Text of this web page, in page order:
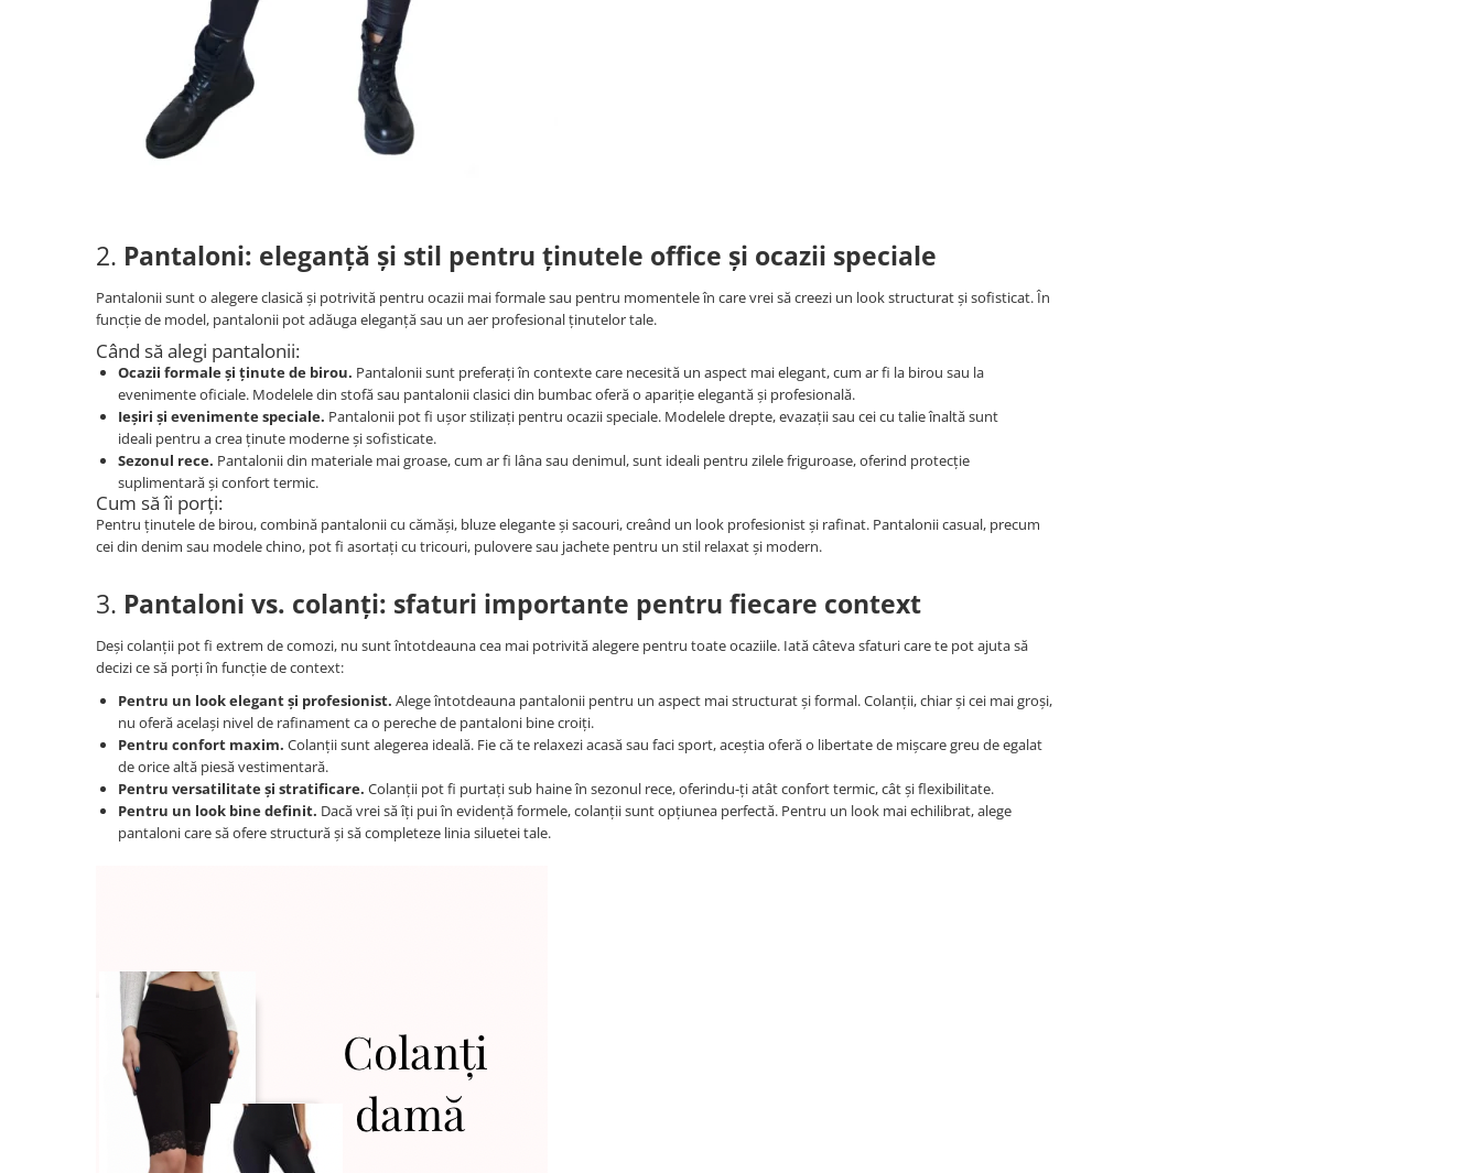
2. Pantaloni: eleganță și stil pentru ținutele office și ocazii speciale
Pantalonii sunt o alegere clasică și potrivită pentru ocazii mai formale sau pentru momentele în care vrei să creezi un look structurat și sofisticat. În
funcție de model, pantalonii pot adăuga eleganță sau un aer profesional ținutelor tale.
Când să alegi pantalonii:
Ocazii formale și ținute de birou. Pantalonii sunt preferați în contexte care necesită un aspect mai elegant, cum ar fi la birou sau la
evenimente oficiale. Modelele din stofă sau pantalonii clasici din bumbac oferă o apariție elegantă și profesională.
Ieșiri și evenimente speciale. Pantalonii pot fi ușor stilizați pentru ocazii speciale. Modelele drepte, evazații sau cei cu talie înaltă sunt
ideali pentru a crea ținute moderne și sofisticate.
Sezonul rece. Pantalonii din materiale mai groase, cum ar fi lâna sau denimul, sunt ideali pentru zilele friguroase, oferind protecție
suplimentară și confort termic.
Cum să îi porți:
Pentru ținutele de birou, combină pantalonii cu cămăși, bluze elegante și sacouri, creând un look profesionist și rafinat. Pantalonii casual, precum
cei din denim sau modele chino, pot fi asortați cu tricouri, pulovere sau jachete pentru un stil relaxat și modern.
3. Pantaloni vs. colanți: sfaturi importante pentru fiecare context
Deși colanții pot fi extrem de comozi, nu sunt întotdeauna cea mai potrivită alegere pentru toate ocaziile. Iată câteva sfaturi care te pot ajuta să
decizi ce să porți în funcție de context:
Pentru un look elegant și profesionist. Alege întotdeauna pantalonii pentru un aspect mai structurat și formal. Colanții, chiar și cei mai groși,
nu oferă același nivel de rafinament ca o pereche de pantaloni bine croiți.
Pentru confort maxim. Colanții sunt alegerea ideală. Fie că te relaxezi acasă sau faci sport, aceștia oferă o libertate de mișcare greu de egalat
de orice altă piesă vestimentară.
Pentru versatilitate și stratificare. Colanții pot fi purtați sub haine în sezonul rece, oferindu-ți atât confort termic, cât și flexibilitate.
Pentru un look bine definit. Dacă vrei să îți pui în evidență formele, colanții sunt opțiunea perfectă. Pentru un look mai echilibrat, alege
pantaloni care să ofere structură și să completeze linia siluetei tale.